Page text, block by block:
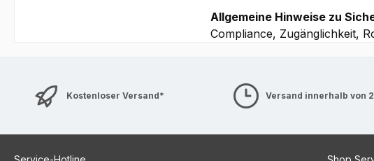
Allgemeine Hinweise zu
Compliance, Zugänglichkeit,
Kostenloser Versand* Versand innerhalb von